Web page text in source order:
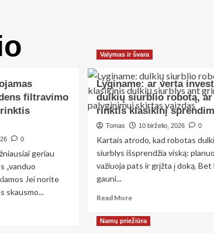
filtravimo
0
geriau
„vanduo
Jei norite
skausmo...
Valymas ir švara
Lyginame: ar verta
dulkių siurblio robotą, ar
rinktis klasikinį
Tomas 10 birželio, 2026 0
Kartais atrodo, kad robotas
siurblys išsprendžia viską:
važiuoja pats ir grįžta į doką. Bet
gauni...
Read MoreRead
about
Namų priežiūra